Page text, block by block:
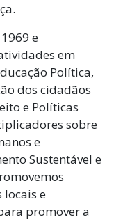
e
em
Política,
dos cidadãos
e Políticas
sobre
e
Sustentável e
locais e
promover a